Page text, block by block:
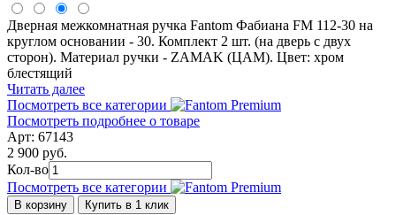
Дверная межкомнатная ручка Fantom Фабиана FM 112-30 на
круглом основании - 30. Комплект 2 шт. (на дверь с двух
сторон). Материал ручки - ZAMAK (ЦАМ). Цвет: хром
блестящий
Читать далее
Посмотреть все категории
Посмотреть подробнее о товаре
Арт: 67143
2 900 руб.
Кол-во
Посмотреть все категории
В корзину Купить в 1 клик